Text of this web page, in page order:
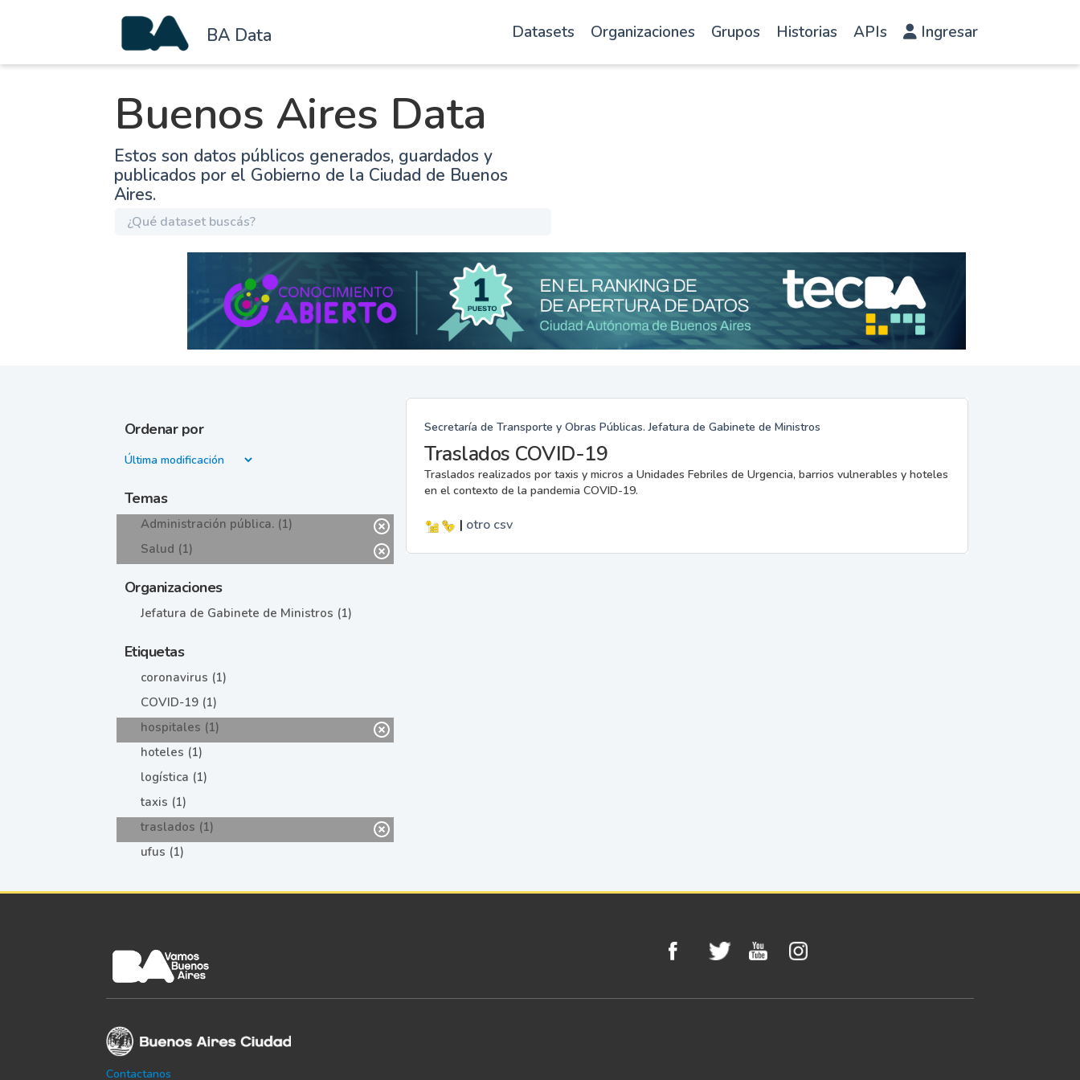
BA Data Datasets Organizaciones Grupos Historias APIs Ingresar
Buenos Aires Data
Estos son datos públicos generados, guardados y
publicados por el Gobierno de la Ciudad de Buenos
Aires.
Ordenar por
Temas
Administración pública. (1)
Salud (1)
Organizaciones
Jefatura de Gabinete de Ministros (1)
Etiquetas
coronavirus (1)
COVID-19 (1)
hospitales (1)
hoteles (1)
logística (1)
taxis (1)
traslados (1)
ufus (1)
Secretaría de Transporte y Obras Públicas. Jefatura de Gabinete de Ministros
Traslados COVID-19
Traslados realizados por taxis y micros a Unidades Febriles de Urgencia, barrios vulnerables y hoteles
en el contexto de la pandemia COVID-19.
| otro csv
Contactanos